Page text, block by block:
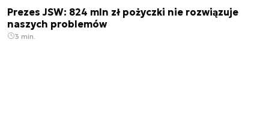
Prezes JSW: 824 mln zł pożyczki nie rozwiązuje
naszych problemów
3 min.